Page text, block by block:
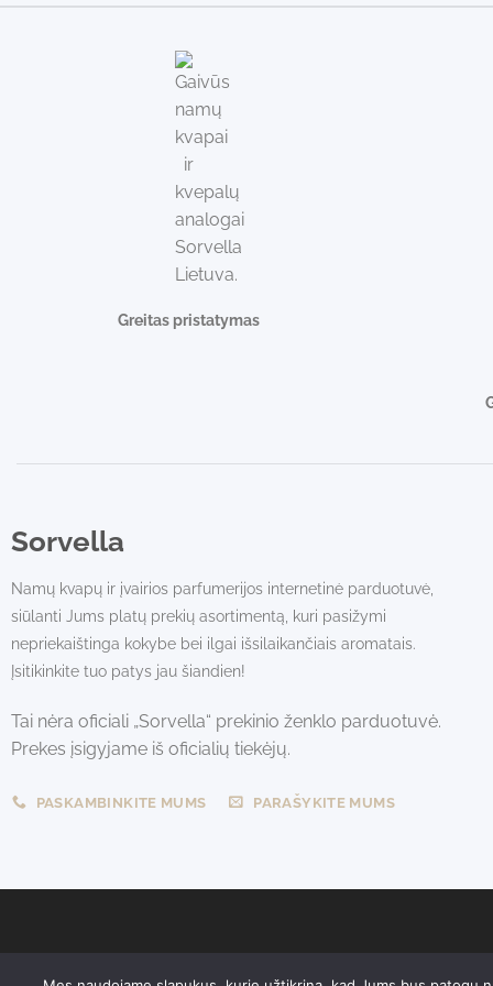
Greitas pristatymas
Sorvella
Namų kvapų ir įvairios parfumerijos internetinė parduotuvė,
siūlanti Jums platų prekių asortimentą, kuri pasižymi
nepriekaištinga kokybe bei ilgai išsilaikančiais aromatais.
Įsitikinkite tuo patys jau šiandien!
Tai nėra oficiali „Sorvella“ prekinio ženklo parduotuvė.
Prekes įsigyjame iš oficialių tiekėjų.
PASKAMBINKITE MUMS PARAŠYKITE MUMS
Sorvella.lt turinys, įskaitant produktų aprašymus ir kitą